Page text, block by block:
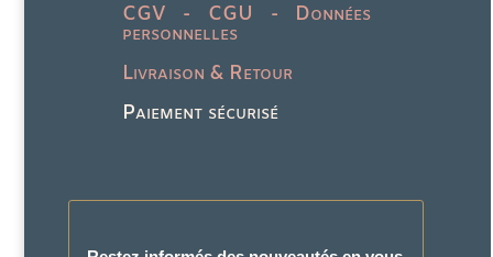
CGV - CGU - Données
personnelles
Livraison & Retour
Paiement sécurisé